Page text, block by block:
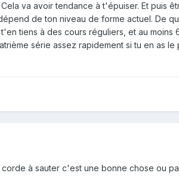
va avoir tendance à t'épuiser. Et puis
de ton niveau de forme actuel. De
tiens à des cours réguliers, et au
série assez rapidement si tu en as
à sauter c'est une bonne chose ou